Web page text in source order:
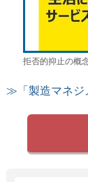
拒否的抑止の概
≫「製造マネジ